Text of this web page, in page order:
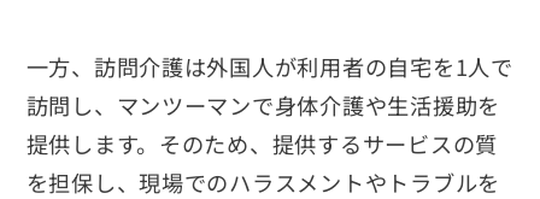
一方、訪問介護は外国人が利用者の自宅を1人で
訪問し、マンツーマンで身体介護や生活援助を
提供します。そのため、提供するサービスの質
を担保し、現場でのハラスメントやトラブルを